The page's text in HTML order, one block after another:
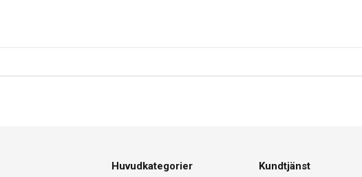
Huvudkategorier Kundtjänst